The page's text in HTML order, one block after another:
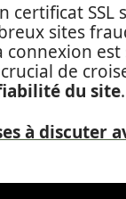
certificat
sites
connexion
de
du site.
à discuter